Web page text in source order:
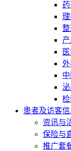
患者及访客
资讯与
保险与
推广套